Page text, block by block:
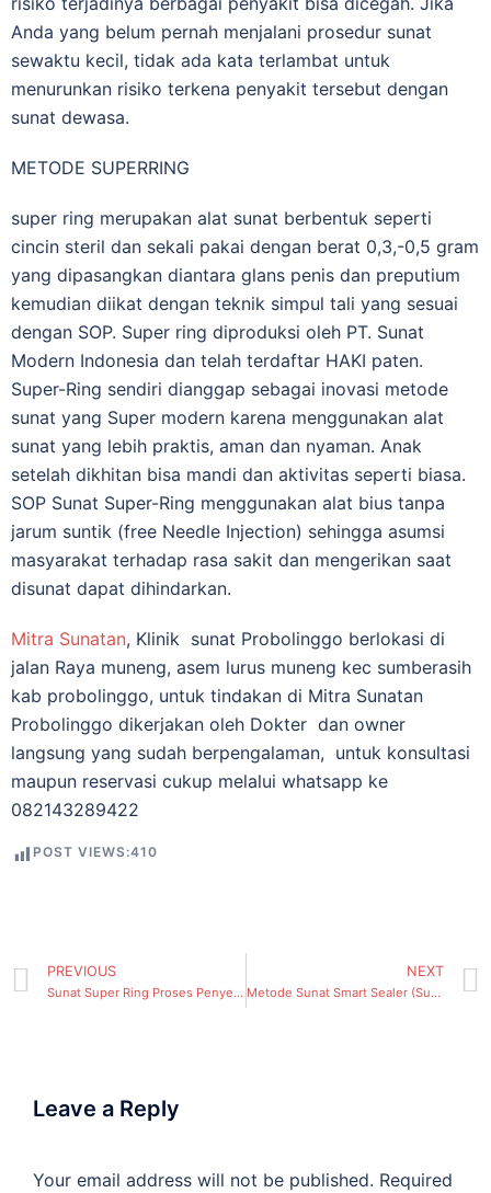
Anda yang belum pernah menjalani prosedur sunat
sewaktu kecil, tidak ada kata terlambat untuk
menurunkan risiko terkena penyakit tersebut dengan
sunat dewasa.
METODE SUPERRING
super ring merupakan alat sunat berbentuk seperti
cincin steril dan sekali pakai dengan berat 0,3,-0,5 gram
yang dipasangkan diantara glans penis dan preputium
kemudian diikat dengan teknik simpul tali yang sesuai
dengan SOP. Super ring diproduksi oleh PT. Sunat
Modern Indonesia dan telah terdaftar HAKI paten.
Super-Ring sendiri dianggap sebagai inovasi metode
sunat yang Super modern karena menggunakan alat
sunat yang lebih praktis, aman dan nyaman. Anak
setelah dikhitan bisa mandi dan aktivitas seperti biasa.
SOP Sunat Super-Ring menggunakan alat bius tanpa
jarum suntik (free Needle Injection) sehingga asumsi
masyarakat terhadap rasa sakit dan mengerikan saat
disunat dapat dihindarkan.
Mitra Sunatan, Klinik sunat Probolinggo berlokasi di
jalan Raya muneng, asem lurus muneng kec sumberasih
kab probolinggo, untuk tindakan di Mitra Sunatan
Probolinggo dikerjakan oleh Dokter dan owner
langsung yang sudah berpengalaman, untuk konsultasi
maupun reservasi cukup melalui whatsapp ke
082143289422
POST VIEWS:410
PREVIOUS
Sunat Super Ring Proses Penyembuhan Cepat Untuk Bayi, Anak, Dan Dewasa
NEXT
Metode Sunat Smart Sealer (Sunat lem) metode yang banyak diminati warga sidoarjo
Leave a Reply
Your email address will not be published. Required